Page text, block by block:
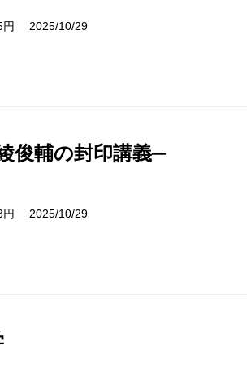
円 2025/10/29
俊輔の封印講義─
円 2025/10/29